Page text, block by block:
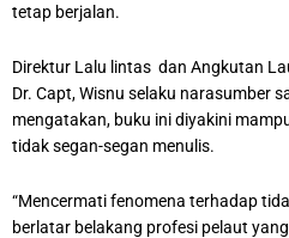
tetap berjalan.
Direktur Lalu lintas dan Angkutan
Dr. Capt, Wisnu selaku narasumber
mengatakan, buku ini diyakini
tidak segan-segan menulis.
“Mencermati fenomena terhadap
berlatar belakang profesi pelaut